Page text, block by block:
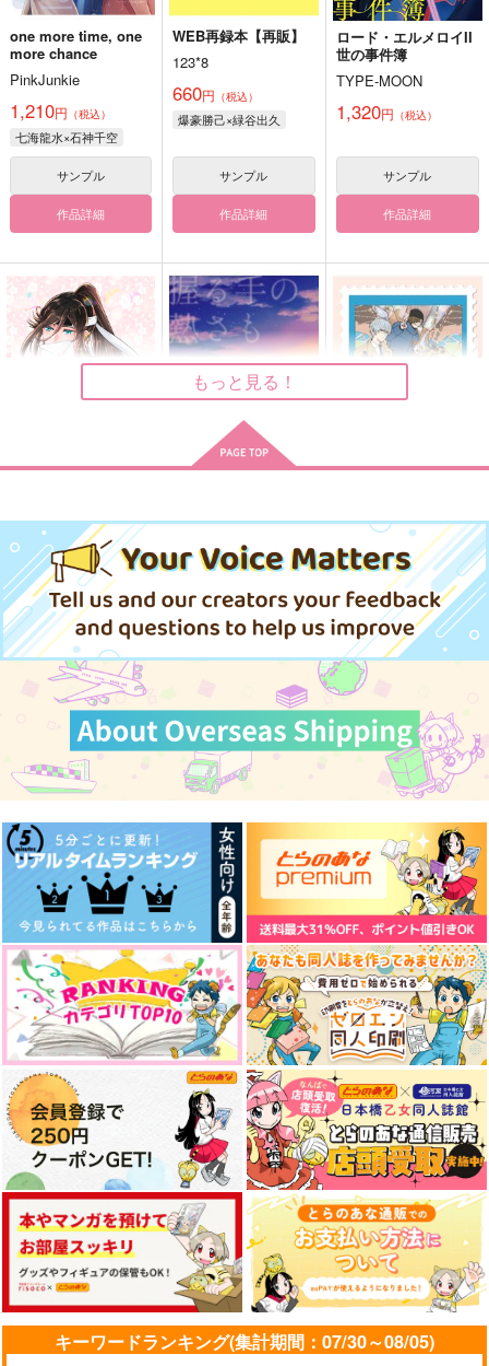
one more time, one
more chance
PinkJunkie
1,210円 （税込）
七海龍水×石神千空
サンプル
作品詳細
WEB再録本【再販】
123*8
660円 （税込）
爆豪勝己×緑谷出久
サンプル
作品詳細
ロード・エルメロイII
世の事件簿
TYPE-MOON
1,320円 （税込）
サンプル
作品詳細
オトノハ
787円（税込）
和泉守兼定×女審神者
サンプル
作品詳細
たさも
matte
770
紅井朱雀
サンプル
他人の空似
1,100円 （税込）
山下次郎×硲道夫
サンプル
君とネバーエンド
はるをつれて
660円（税込）
山下次郎×硲道夫
サンプル
作品詳細
あくまで魔法のせいに
して
Pandagram
1,430円（税込）
伊瀬谷四季
サンプル
作品詳細
日々をほどいて
すみっこ
1,337円（税込）
糸師冴×潔世一
サンプル
作品詳細
もっと見る！
キーワードランキング(集計期間：07/30～08/05)